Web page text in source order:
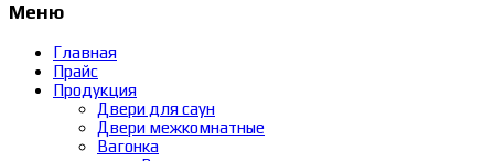
Меню
Главная
Прайс
Продукция
Двери для саун
Двери межкомнатные
Вагонка